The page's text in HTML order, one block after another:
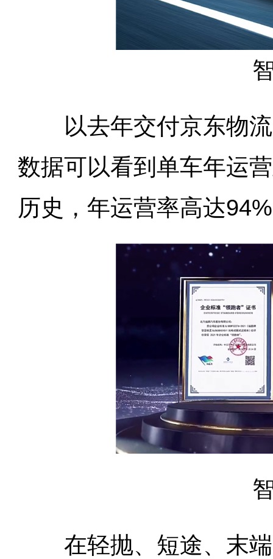
以去年交付京东物流
数据可以看到单车年运
历史，年运营率高达
在轻抛、短途、末端